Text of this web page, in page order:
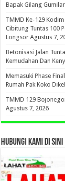
Bapak Gilang
TMMD Ke-129
Cibitung Tuntas 100
Longsor Agustus 7,
Betonisasi Jalan
Kemudahan Dan
Memasuki Phase
Rumah Pak Koko
TMMD 129
Agustus 7, 2026
HUBUNGI KAMI DI SINI